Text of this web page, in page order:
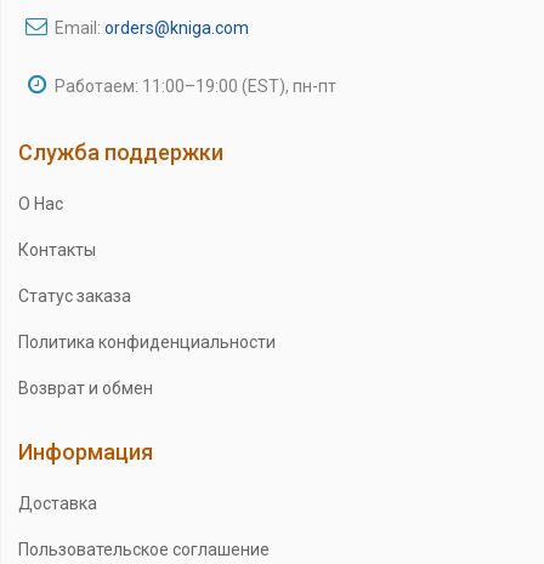
Email: orders@kniga.com
Работаем: 11:00–19:00 (EST), пн-пт
Служба поддержки
О Нас
Контакты
Статус заказа
Политика конфиденциальности
Возврат и обмен
Информация
Доставка
Пользовательское соглашение